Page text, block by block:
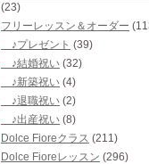
(23)
フリーレッスン＆オーダー
♪プレゼント (39)
♪結婚祝い (32)
♪新築祝い (4)
♪退職祝い (2)
♪出産祝い (8)
Dolce Fioreクラス (211)
Dolce Fioreレッスン (296)